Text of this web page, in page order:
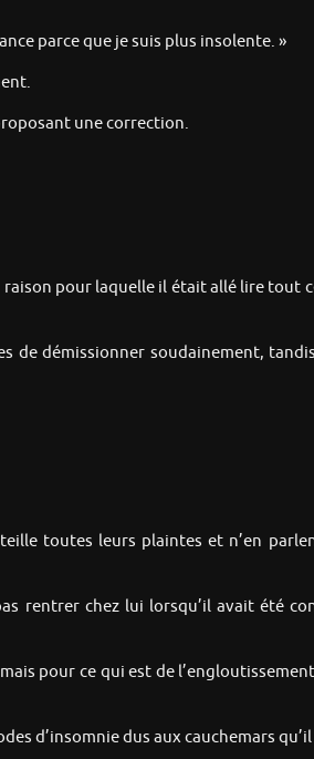
parce que je suis plus insolente. »
une correction.
pour laquelle il était allé lire tout
de démissionner soudainement,
toutes leurs plaintes et n’en
rentrer chez lui lorsqu’il avait été
pour ce qui est de
d’insomnie dus aux cauchemars